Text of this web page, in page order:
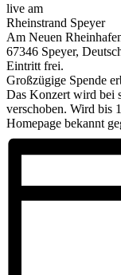
live am
Rheinstrand Speyer
Am Neuen
67346 Speyer,
Eintritt frei.
Großzügige Spende
Das Konzert wird bei
verschoben. Wird bis
Homepage bekannt